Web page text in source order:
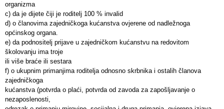
organizma
c) da je dijete čiji je roditelj 100 % invalid
d) o članovima zajedničkoga kućanstva ovjerene od nadležnoga
općinskog organa.
e) da podnositelj prijave u zajedničkom kućanstvu na redovitom
školovanju ima troje
ili više braće ili sestara
f) o ukupnim primanjima roditelja odnosno skrbnika i ostalih članova
zajedničkoga
kućanstva (potvrda o plaći, potvrda od zavoda za zapošljavanje o
nezaposlenosti,